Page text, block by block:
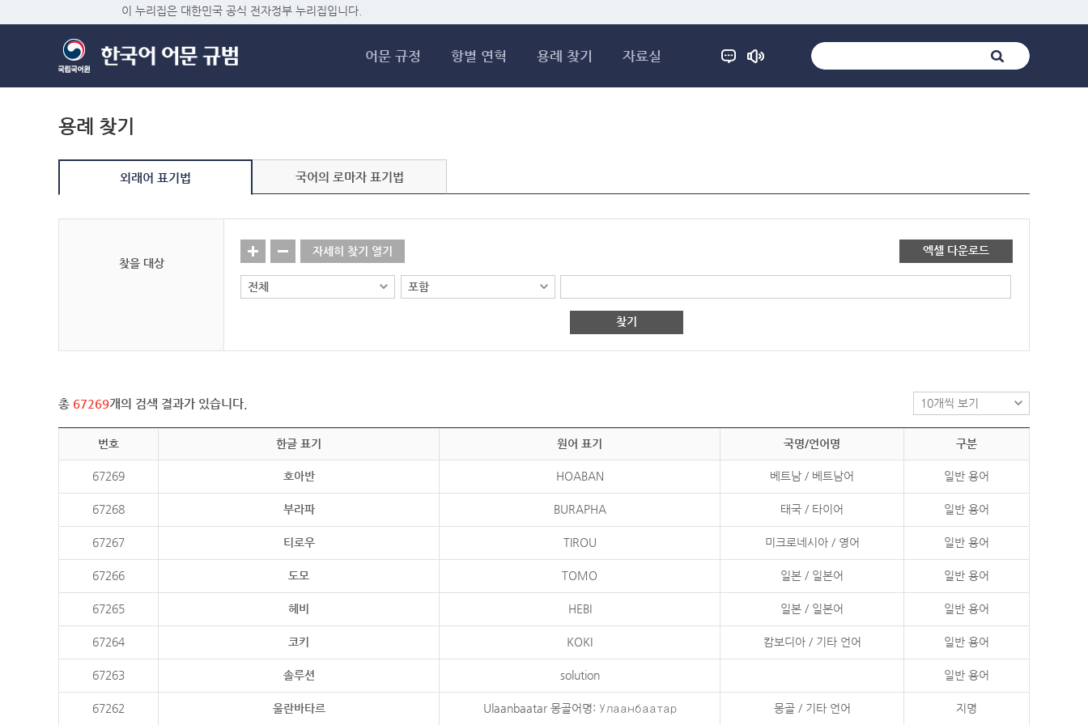
이 누리집은 대한민국 공식 전자정부 누리집입니다.
어문 규정 항별 연혁 용례 찾기 자료실
용례 찾기
외래어 표기법 국어의 로마자 표기법
찾을 대상
자세히 찾기 열기 엑셀 다운로드
찾기
총 67269개의 검색 결과가 있습니다.
번호 한글 표기 원어 표기 국명/언어명 구분
67269 호아반 HOABAN 베트남 / 베트남어 일반 용어
67268 부라파 BURAPHA 태국 / 타이어 일반 용어
67267 티로우 TIROU 미크로네시아 / 영어 일반 용어
67266 도모 TOMO 일본 / 일본어 일반 용어
67265 헤비 HEBI 일본 / 일본어 일반 용어
67264 코키 KOKI 캄보디아 / 기타 언어 일반 용어
67263 솔루션 solution 일반 용어
67262 울란바타르 Ulaanbaatar 몽골어명: Улаанбаатар 몽골 / 기타 언어 지명